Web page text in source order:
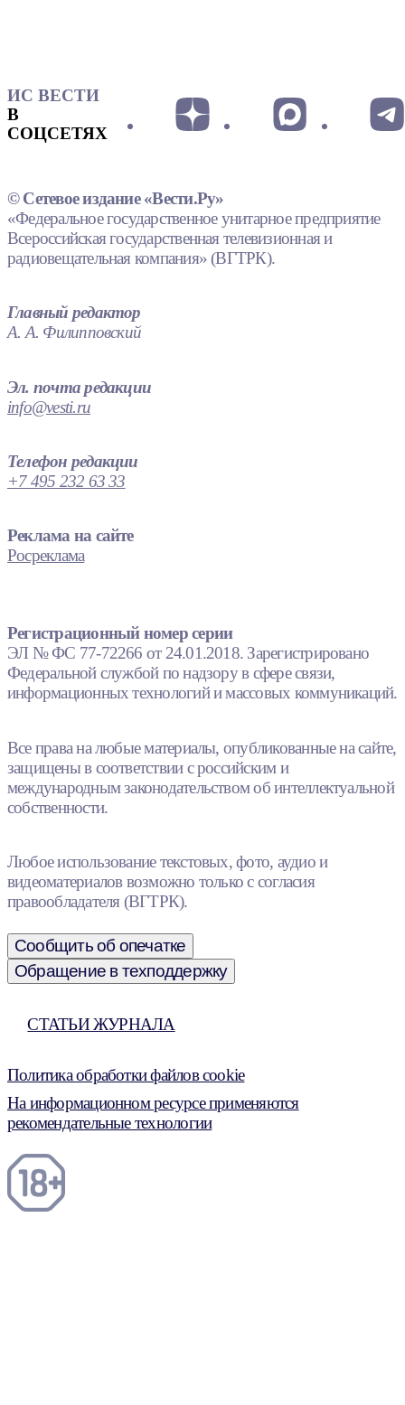
ИС ВЕСТИ
В
СОЦСЕТЯХ
© Сетевое издание «Вести.Ру»
«Федеральное государственное унитарное предприятие
Всероссийская государственная телевизионная и
радиовещательная компания» (ВГТРК).
Главный редактор
А. А. Филипповский
Эл. почта редакции
info@vesti.ru
Телефон редакции
+7 495 232 63 33
Реклама на сайте
Росреклама
Регистрационный номер серии
ЭЛ № ФС 77-72266 от 24.01.2018. Зарегистрировано
Федеральной службой по надзору в сфере связи,
информационных технологий и массовых коммуникаций.
Все права на любые материалы, опубликованные на сайте,
защищены в соответствии с российским и
международным законодательством об интеллектуальной
собственности.
Любое использование текстовых, фото, аудио и
видеоматериалов возможно только с согласия
правообладателя (ВГТРК).
Сообщить об опечатке
Обращение в техподдержку
СТАТЬИ ЖУРНАЛА
Политика обработки файлов cookie
На информационном ресурсе применяются
рекомендательные технологии